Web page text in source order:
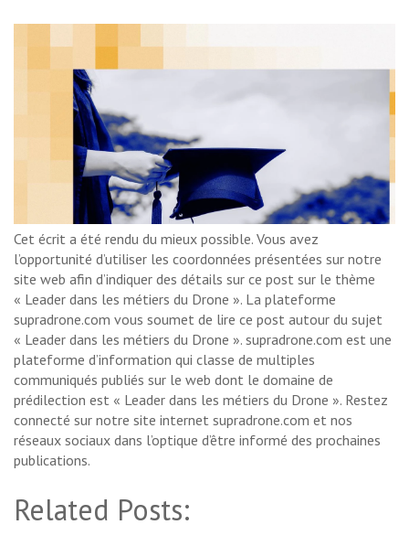
Cet écrit a été rendu du mieux possible. Vous avez
l’opportunité d’utiliser les coordonnées présentées sur notre
site web afin d’indiquer des détails sur ce post sur le thème
« Leader dans les métiers du Drone ». La plateforme
supradrone.com vous soumet de lire ce post autour du sujet
« Leader dans les métiers du Drone ». supradrone.com est une
plateforme d’information qui classe de multiples
communiqués publiés sur le web dont le domaine de
prédilection est « Leader dans les métiers du Drone ». Restez
connecté sur notre site internet supradrone.com et nos
réseaux sociaux dans l’optique d’être informé des prochaines
publications.
Related Posts: